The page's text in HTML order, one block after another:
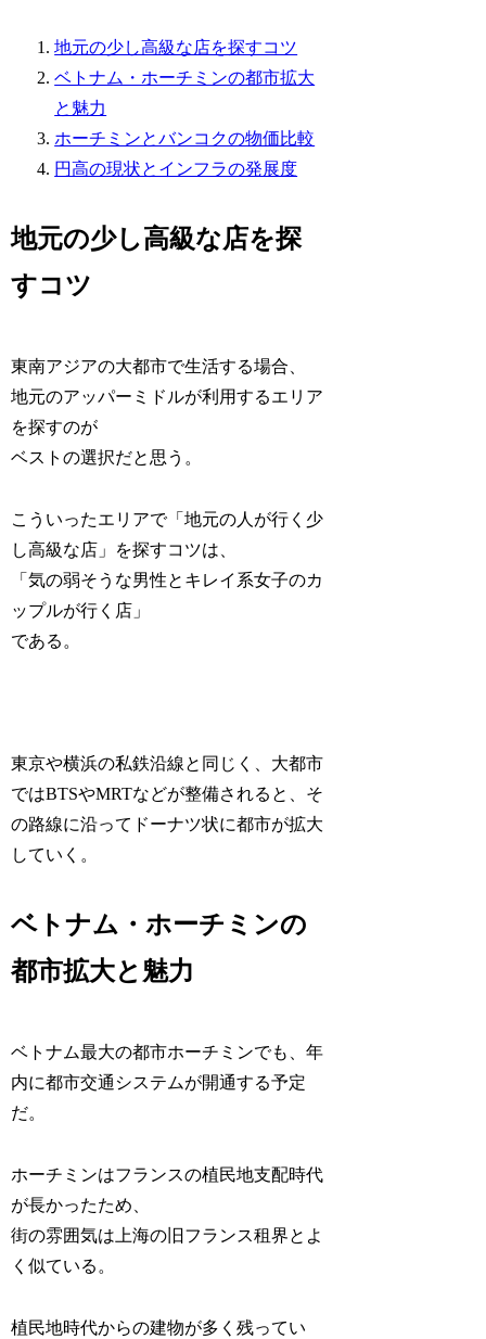
地元の少し高級な店を探すコツ
ベトナム・ホーチミンの都市拡大
と魅力
ホーチミンとバンコクの物価比較
円高の現状とインフラの発展度
地元の少し高級な店を探
すコツ
東南アジアの大都市で生活する場合、
地元のアッパーミドルが利用するエリア
を探すのが
ベストの選択だと思う。
こういったエリアで「地元の人が行く少
し高級な店」を探すコツは、
「気の弱そうな男性とキレイ系女子のカ
ップルが行く店」
である。
東京や横浜の私鉄沿線と同じく、大都市
ではBTSやMRTなどが整備されると、そ
の路線に沿ってドーナツ状に都市が拡大
していく。
ベトナム・ホーチミンの
都市拡大と魅力
ベトナム最大の都市ホーチミンでも、年
内に都市交通システムが開通する予定
だ。
ホーチミンはフランスの植民地支配時代
が長かったため、
街の雰囲気は上海の旧フランス租界とよ
く似ている。
植民地時代からの建物が多く残ってい